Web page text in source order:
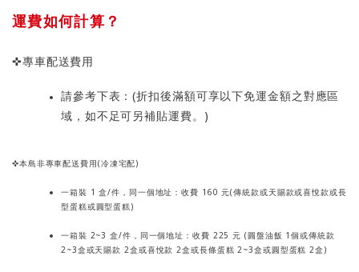
運費如何計算？
✜專車配送費用
請參考下表：(折扣後滿額可享以下免運金額之對應區
域，如不足可另補貼運費。)
✜本島非專車配送費用(冷凍宅配)
一箱裝 1 盒/件，同一個地址：收費 160 元(傳統款或天賜款或喜悅款或長
型蛋糕或圓型蛋糕)
一箱裝 2~3 盒/件，同一個地址：收費 225 元 (圓盤油飯 1個或傳統款
2~3盒或天賜款 2盒或喜悅款 2盒或長條蛋糕 2~3盒或圓型蛋糕 2盒)